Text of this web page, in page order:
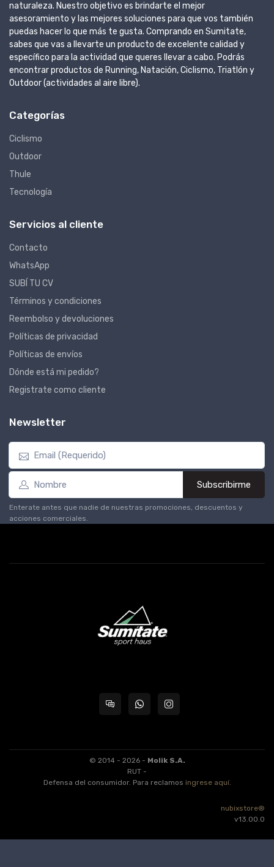
naturaleza. Nuestro objetivo es brindarte el mejor
asesoramiento y las mejores soluciones para que vos también
puedas hacer lo que más te gusta. Comprando en Sumitate,
sabes que vas a llevarte un producto de excelente calidad y
específico para la actividad que queres llevar a cabo. Podrás
encontrar productos de Running, Natación, Ciclismo, Triatlón y
Outdoor (actividades al aire libre).
Categorías
Ciclismo
Outdoor
Thule
Tecnología
Servicios al cliente
Contacto
WhatsApp
SUBÍ TU CV
Términos y condiciones
Reembolso y devoluciones
Políticas de privacidad
Políticas de envíos
Dónde está mi pedido?
Registrate como cliente
Newsletter
Subscribirme
Enterate antes que nadie de nuestras promociones, descuentos y
acciones comerciales.
© 2014 - 2026 - Molik S.A.
RUT -
Defensa del consumidor. Para reclamos ingrese aquí.
nubixstore®
v13.00.0